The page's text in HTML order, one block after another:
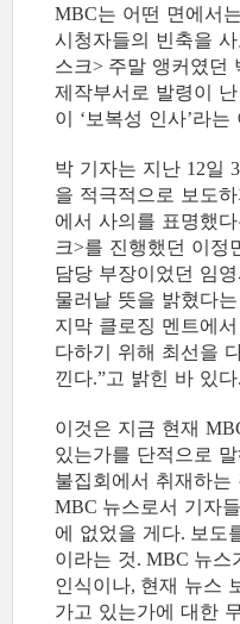
MBC는 어떤 면에서
시청자들의 빈축을
스크> 주말 앵커였던
제작부서로 발령이
이 ‘보복성 인사’라는
박 기자는 지난 12일 3
을 적극적으로 보도
에서 사의를 표명했
크>를 진행했던 이정
담당 부장이었던 임
물러날 뜻을 밝혔다
지막 클로징 멘트에서
다하기 위해 최선을
낀다.”고 밝힌 바 있다.
이것은 지금 현재
있는가를 단적으로
불집회에서 취재하
MBC 뉴스로서 기자
에 없었을 게다. 보도
이라는 것. MBC 뉴스
인식이나, 현재 뉴스
가고 있는가에 대한